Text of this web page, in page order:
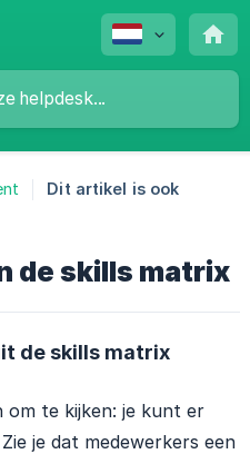
Dit artikel is ook
de skills matrix
de skills matrix
om te kijken: je kunt er
je dat medewerkers een